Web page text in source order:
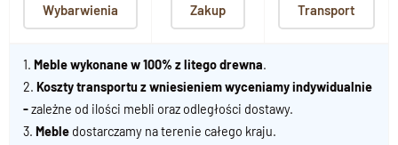
Wybarwienia Zakup Transport
1. Meble wykonane w 100% z litego drewna.
2. Koszty transportu z wniesieniem wyceniamy indywidualnie
-zależne od ilości mebli oraz odległości dostawy.
3. Meble dostarczamy na terenie całego kraju.